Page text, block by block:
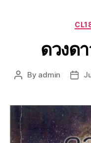
ดวงด
By admin